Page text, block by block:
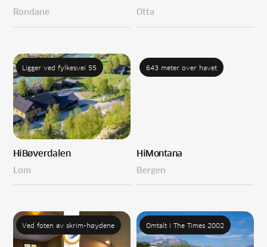
Rondane Otta
Ligger ved fylkesvei 55
HiBøverdalen
Lom
643 meter over havet
HiMontana
Bergen
Ved foten av skrim-høydene Omtalt i The Times 2002